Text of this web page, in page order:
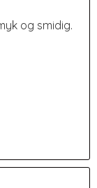
og smidig.